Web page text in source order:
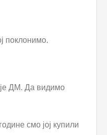
поклонимо.
ДМ. Да видимо
смо јој купили